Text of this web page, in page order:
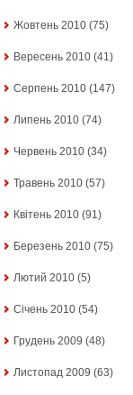
Жовтень 2010 (75)
Вересень 2010 (41)
Серпень 2010 (147)
Липень 2010 (74)
Червень 2010 (34)
Травень 2010 (57)
Квітень 2010 (91)
Березень 2010 (75)
Лютий 2010 (5)
Січень 2010 (54)
Грудень 2009 (48)
Листопад 2009 (63)